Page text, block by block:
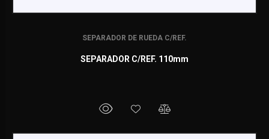
SEPARADOR DE RUEDA C/REF.
SEPARADOR C/REF. 110mm